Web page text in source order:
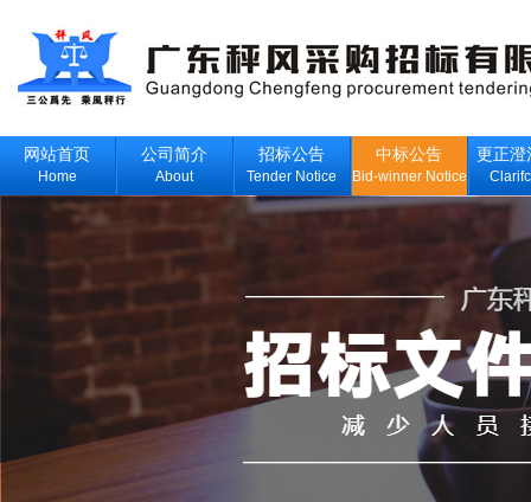
网站首页
Home
公司简介
About
招标公告
Tender Notice
中标公告
Bid-winner Notice
更正澄